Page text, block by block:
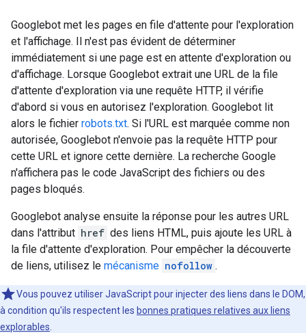
Googlebot met les pages en file d'attente pour l'exploration
et l'affichage. Il n'est pas évident de déterminer
immédiatement si une page est en attente d'exploration ou
d'affichage. Lorsque Googlebot extrait une URL de la file
d'attente d'exploration via une requête HTTP, il vérifie
d'abord si vous en autorisez l'exploration. Googlebot lit
alors le fichier robots.txt. Si l'URL est marquée comme non
autorisée, Googlebot n'envoie pas la requête HTTP pour
cette URL et ignore cette dernière. La recherche Google
n'affichera pas le code JavaScript des fichiers ou des
pages bloqués.
Googlebot analyse ensuite la réponse pour les autres URL
dans l'attribut href des liens HTML, puis ajoute les URL à
la file d'attente d'exploration. Pour empêcher la découverte
de liens, utilisez le mécanisme nofollow .
Vous pouvez utiliser JavaScript pour injecter des liens dans le DOM,
à condition qu'ils respectent les bonnes pratiques relatives aux liens
explorables